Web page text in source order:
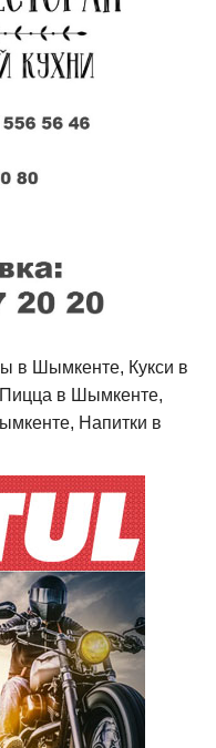
в Шымкенте, Кукси в
в Шымкенте,
Напитки в